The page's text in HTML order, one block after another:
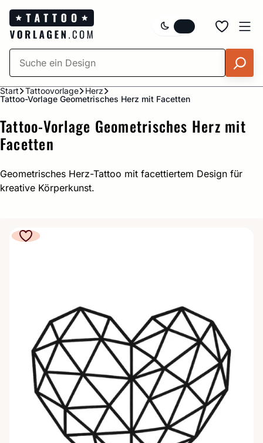
Zum
Inhalt
springen
Start Tattoovorlage
Herz
Tattoo-Vorlage Geometrisches Herz mit Facetten
Tattoo-Vorlage Geometrisches Herz mit
Facetten
Geometrisches Herz-Tattoo mit facettiertem Design für
kreative Körperkunst.